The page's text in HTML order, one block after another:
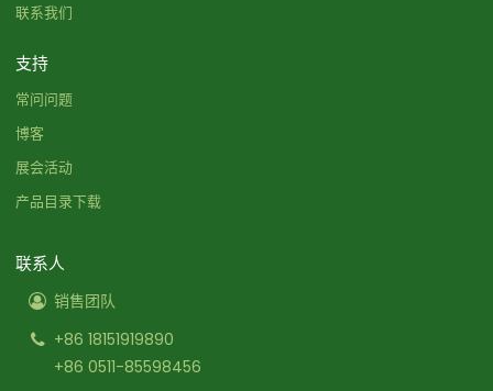
联系我们
支持
常问问题
博客
展会活动
产品目录下载
联系人
销售团队
+86 18151919890
+86 0511-85598456